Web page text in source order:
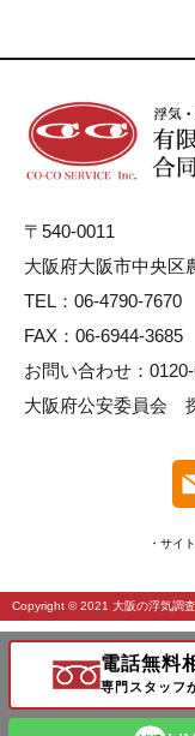
〒540-0011
大阪府大阪市中央区
TEL：06-4790-7670
FAX：06-6944-3685
お問い合わせ：
大阪府公安委員会
・サイ
Copyright © 2021 大阪の浮気調
電話無料
専門スタッフ